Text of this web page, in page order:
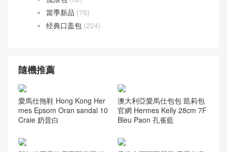
聖羅蘭(272)
ysl niki bag (55)
Vanity case bag
當季新品 (76)
经典口盖包